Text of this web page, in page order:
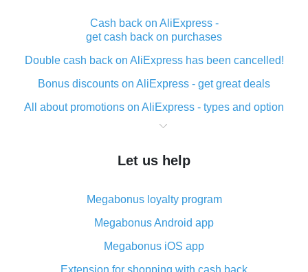
Cash back on AliExpress -
get cash back on purchases
Double cash back on AliExpress has been cancelled!
Bonus discounts on AliExpress - get great deals
All about promotions on AliExpress - types and option
What is cash back when making purchases on
The best place to download cash back for AliExpress
What is the AliExpress cash back plugin and what are
its advantages
Cash back from the AliExpress mobile app -
advantages of the plugin
Let us help
Megabonus loyalty program
Megabonus Android app
Megabonus iOS app
Extension for shopping with cash back